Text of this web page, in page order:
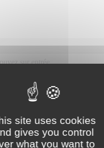
de l’HDV le dimanche matin
site uses cookies
gives you control
what you want to